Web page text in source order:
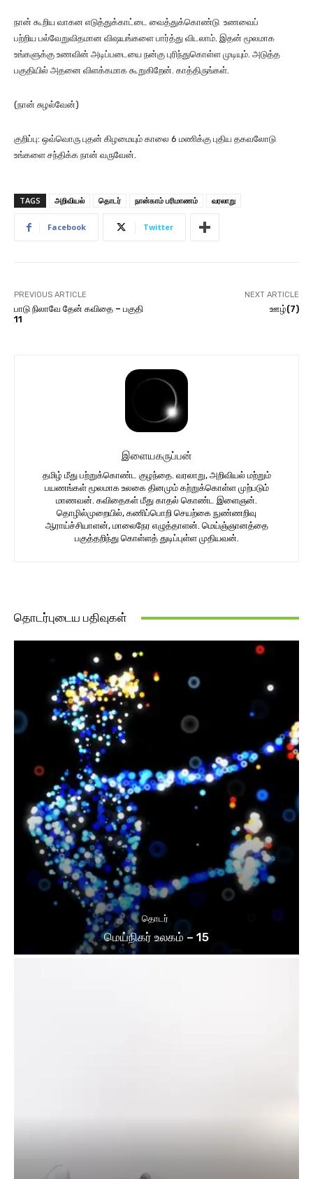
நான் கூறிய வாகன எடுத்துக்காட்டை வைத்துக்கொண்டு உணவைப்
பற்றிய பல்வேறுவிதமான விஷயங்களை பார்த்து விடலாம். இதன் மூலமாக
உங்களுக்கு உணவின் அடிப்படையை நன்கு புரிந்துகொள்ள முடியும். அடுத்த
பகுதியில் அதனை விளக்கமாக கூறுகிறேன். காத்திருங்கள்.
(நான் சுழல்வேன்)
குறிப்பு: ஒவ்வொரு புதன் கிழமையும் காலை 6 மணிக்கு புதிய தகவலோடு
உங்களை சந்திக்க நான் வருவேன்.
TAGS அறிவியல் தொடர் நான்காம் பரிமாணம் வரலாறு
Facebook Twitter
PREVIOUS ARTICLE
பாடு நிலாவே தேன் கவிதை – பகுதி
11
NEXT ARTICLE
ஊழ்(7)
இளையகருப்பன்
தமிழ் மீது பற்றுக்கொண்ட குழந்தை. வரலாறு, அறிவியல் மற்றும்
பயணங்கள் மூலமாக உலகை தினமும் கற்றுக்கொள்ள முற்படும்
மாணவன். கவிதைகள் மீது காதல் கொண்ட இளைஞன்.
தொழில்முறையில், கணிப்பொறி செயற்கை நுண்ணறிவு
ஆராய்ச்சியாளன், மாலைநேர எழுத்தாளன். மெய்ஞ்ஞானத்தை
பகுத்தறிந்து கொள்ளத் துடிப்புள்ள முதியவன்.
தொடர்புடைய பதிவுகள்
தொடர்
மெய்நிகர் உலகம் – 15